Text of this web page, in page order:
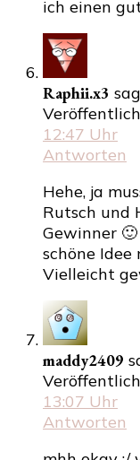
ich einen
Raphii.x3
12:47 Uhr
Antworten
Hehe, ja
Rutsch und
Gewinner
schöne
Vielleicht
maddy2409
13:07 Uhr
Antworten